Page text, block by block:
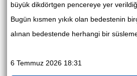
büyük dikdörtgen pencereye yer
Bugün kısmen yıkık olan bedestenin
alınan bedestende herhangi bir
6 Temmuz 2026 18:31